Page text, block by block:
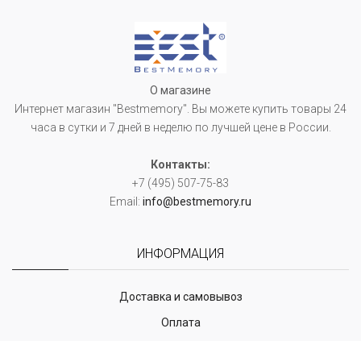
О магазине
Интернет магазин "Bestmemory". Вы можете купить товары 24
часа в сутки и 7 дней в неделю по лучшей цене в России.
Контакты:
+7 (495) 507-75-83
Email: info@bestmemory.ru
ИНФОРМАЦИЯ
Доставка и самовывоз
Оплата